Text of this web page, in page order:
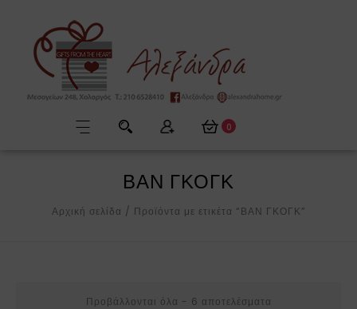
0
ΒΑΝ ΓΚΟΓΚ
Αρχική σελίδα / Προϊόντα με ετικέτα “ΒΑΝ ΓΚΟΓΚ”
Προβάλλονται όλα - 6 αποτελέσματα